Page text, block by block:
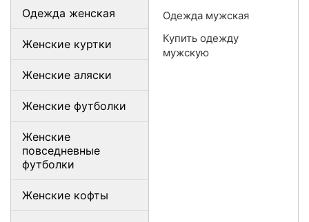
Одежда женская
Женские куртки
Женские аляски
Женские футболки
Женские
повседневные
футболки
Женские кофты
Одежда мужская
Купить одежду
мужскую